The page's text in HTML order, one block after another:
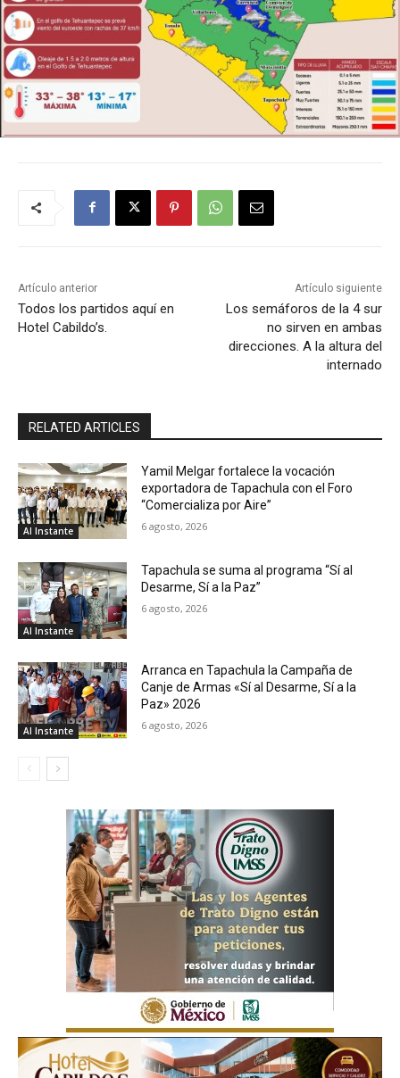
Artículo anterior
Todos los partidos aquí en
Hotel Cabildo’s.
Artículo siguiente
Los semáforos de la 4 sur
no sirven en ambas
direcciones. A la altura del
internado
RELATED ARTICLES
Al Instante
Yamil Melgar fortalece la vocación
exportadora de Tapachula con el Foro
“Comercializa por Aire”
6 agosto, 2026
Al Instante
Tapachula se suma al programa “Sí al
Desarme, Sí a la Paz”
6 agosto, 2026
Al Instante
Arranca en Tapachula la Campaña de
Canje de Armas «Sí al Desarme, Sí a la
Paz» 2026
6 agosto, 2026